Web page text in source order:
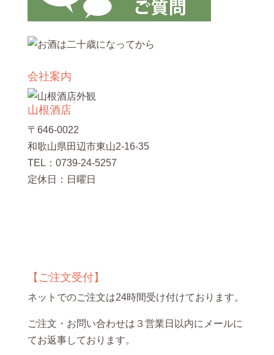
会社案内
山根酒店
〒646-0022
和歌山県田辺市東山2-16-35
TEL：0739-24-5257
定休日：日曜日
【ご注文受付】
ネットでのご注文は24時間受け付けております。
ご注文・お問い合わせは３営業日以内にメールに
てお返事しております。